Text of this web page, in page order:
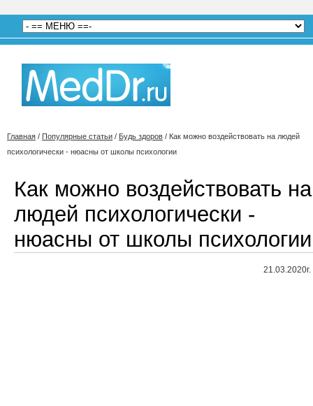
Главная / Популярные статьи / Будь здоров / Как можно воздействовать на людей
психологически - нюасны от школы психологии
Как можно воздействовать на
людей психологически -
нюасны от школы психологии
21.03.2020г.